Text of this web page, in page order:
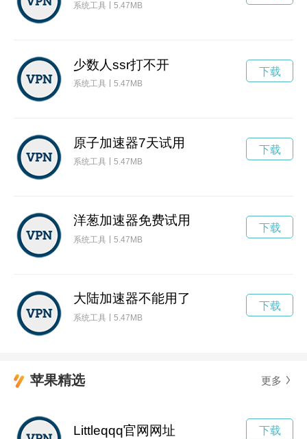
系统工具 5.47MB
少数人ssr打不开
系统工具 5.47MB
下载
原子加速器7天试用
系统工具 5.47MB
下载
洋葱加速器免费试用
系统工具 5.47MB
下载
大陆加速器不能用了
系统工具 5.47MB
下载
苹果精选 更多
Littleqqq官网网址 下载